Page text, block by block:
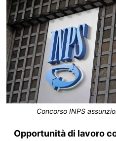
Concorso INPS
Opportunità di lavoro